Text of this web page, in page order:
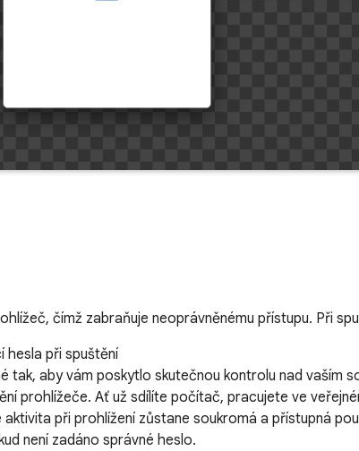
čímž zabraňuje neoprávněnému přístupu. Při
hesla při spuštění
tak, aby vám poskytlo skutečnou kontrolu nad vaším
prohlížeče. Ať už sdílíte počítač, pracujete ve
při prohlížení zůstane soukromá a přístupná
není zadáno správné heslo.